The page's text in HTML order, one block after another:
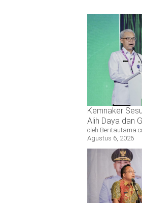
Kemnaker
Alih Daya dan
oleh
Agustus 6, 2026